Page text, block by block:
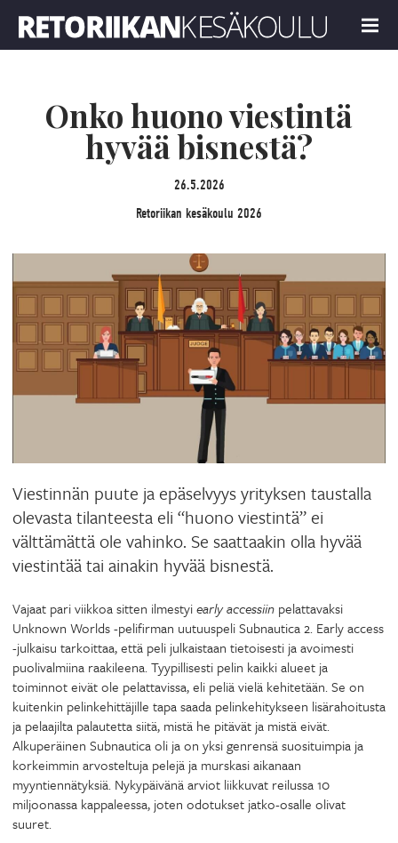
MENU
Onko huono viestintä
hyvää bisnestä?
26.5.2026
Retoriikan kesäkoulu 2026
Viestinnän puute ja epäselvyys yrityksen taustalla
olevasta tilanteesta eli “huono viestintä” ei
välttämättä ole vahinko. Se saattaakin olla hyvää
viestintää tai ainakin hyvää bisnestä.
Vajaat pari viikkoa sitten ilmestyiearly accessiin pelattavaksi
Unknown Worlds -pelifirman uutuuspeli Subnautica 2. Early access
-julkaisu tarkoittaa, että peli julkaistaan tietoisesti ja avoimesti
puolivalmiina raakileena. Tyypillisesti pelin kaikki alueet ja
toiminnot eivät ole pelattavissa, eli peliä vielä kehitetään. Se on
kuitenkin pelinkehittäjille tapa saada pelinkehitykseen lisärahoitusta
ja pelaajilta palautetta siitä, mistä he pitävät ja mistä eivät.
Alkuperäinen Subnautica oli ja on yksi genrensä suosituimpia ja
korkeimmin arvosteltuja pelejä ja murskasi aikanaan
myyntiennätyksiä. Nykypäivänä arviot liikkuvat reilussa 10
miljoonassa kappaleessa, joten odotukset jatko-osalle olivat
suuret.